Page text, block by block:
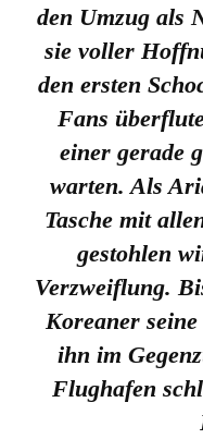
den Umzug als
sie voller
den ersten
Fans
einer gerade
warten. Als
Tasche mit
gestohlen
Verzweiflung.
Koreaner
ihn im
Flughafen